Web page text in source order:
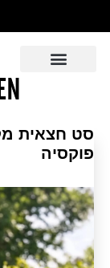
לתוכן
עסקים -
סט חצאית
פוקסיה